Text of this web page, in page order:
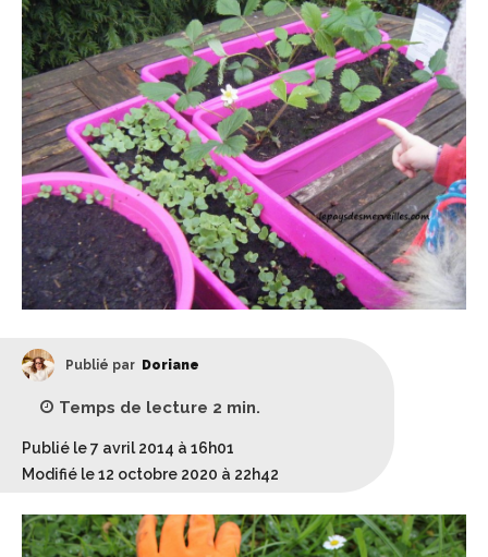
Publié par Doriane
Temps de lecture 2 min.
Publié le 7 avril 2014 à 16h01
Modifié le 12 octobre 2020 à 22h42